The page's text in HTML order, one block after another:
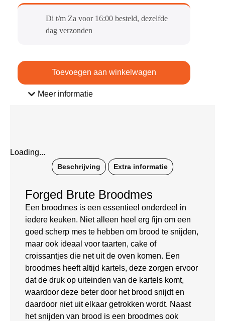
Di t/m Za voor 16:00 besteld, dezelfde
dag verzonden​
Toevoegen aan winkelwagen
Meer informatie
Loading...
Beschrijving Extra informatie
Forged Brute Broodmes
Een broodmes is een essentieel onderdeel in
iedere keuken. Niet alleen heel erg fijn om een
goed scherp mes te hebben om brood te snijden,
maar ook ideaal voor taarten, cake of
croissantjes die net uit de oven komen. Een
broodmes heeft altijd kartels, deze zorgen ervoor
dat de druk op uiteinden van de kartels komt,
waardoor deze beter door het brood snijdt en
daardoor niet uit elkaar getrokken wordt. Naast
het snijden van brood is een broodmes ook